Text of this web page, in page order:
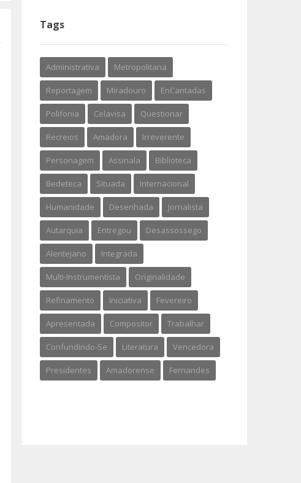
Tags
Administrativa Metropolitana
Reportagem Miradouro EnCantadas
Polifonia Celavisa Questionar
Recreios Amadora Irreverente
Personagem Assinala Biblioteca
Bedeteca Situada Internacional
Humanidade Desenhada Jornalista
Autarquia Entregou Desassossego
Alentejano Integrada
Multi-Instrumentista Originalidade
Refinamento Iniciativa Fevereiro
Apresentada Compositor Trabalhar
Confundindo-Se Literatura Vencedora
Presidentes Amadorense Fernandes